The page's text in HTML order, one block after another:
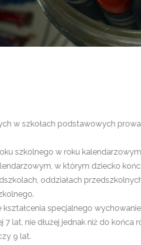
w szkołach podstawowych
szkolnego w roku
w którym dziecko
oddziałach
specjalnego
lat, nie dłużej jednak niż do końca
9 lat.